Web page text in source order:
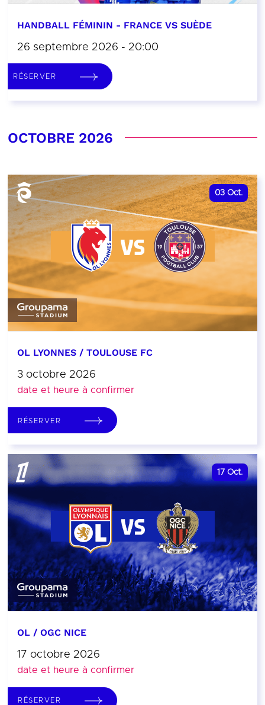
HANDBALL FÉMININ - FRANCE VS SUÈDE
26 septembre 2026 - 20:00
RÉSERVER
OCTOBRE 2026
03 Oct.
OL LYONNES / TOULOUSE FC
3 octobre 2026
date et heure à confirmer
RÉSERVER
17 Oct.
OL / OGC NICE
17 octobre 2026
date et heure à confirmer
RÉSERVER